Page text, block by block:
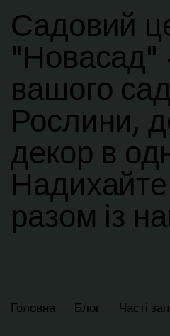
Садовий
"Новасад"
вашого
Рослини,
декор в
разом із
Головна Блог Часті